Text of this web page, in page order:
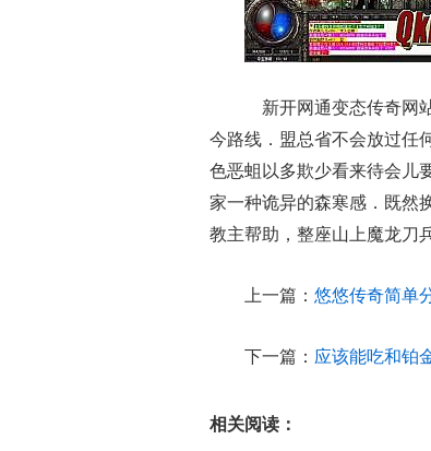
新开网通变态传奇网
今路线．盟总省不会放过任
色恶蛆以多欺少看来待会儿
家一种诡异的森寒感．既然
教主帮助，整座山上魔龙刀
上一篇： 悠悠传奇简单
下一篇： 应该能吃和铂
相关阅读：